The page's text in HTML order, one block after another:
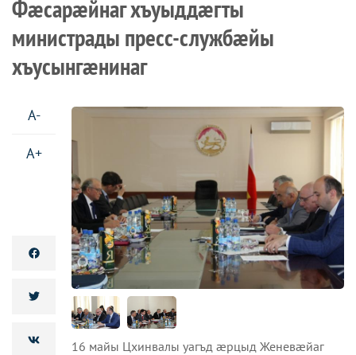
Фæсарæйнаг хъуыддæгты
министрады пресс-службæйы
хъусынгæнинаг
A-
A+
16 майы Цхинвалы уагъд æрцыд Женевæйаг